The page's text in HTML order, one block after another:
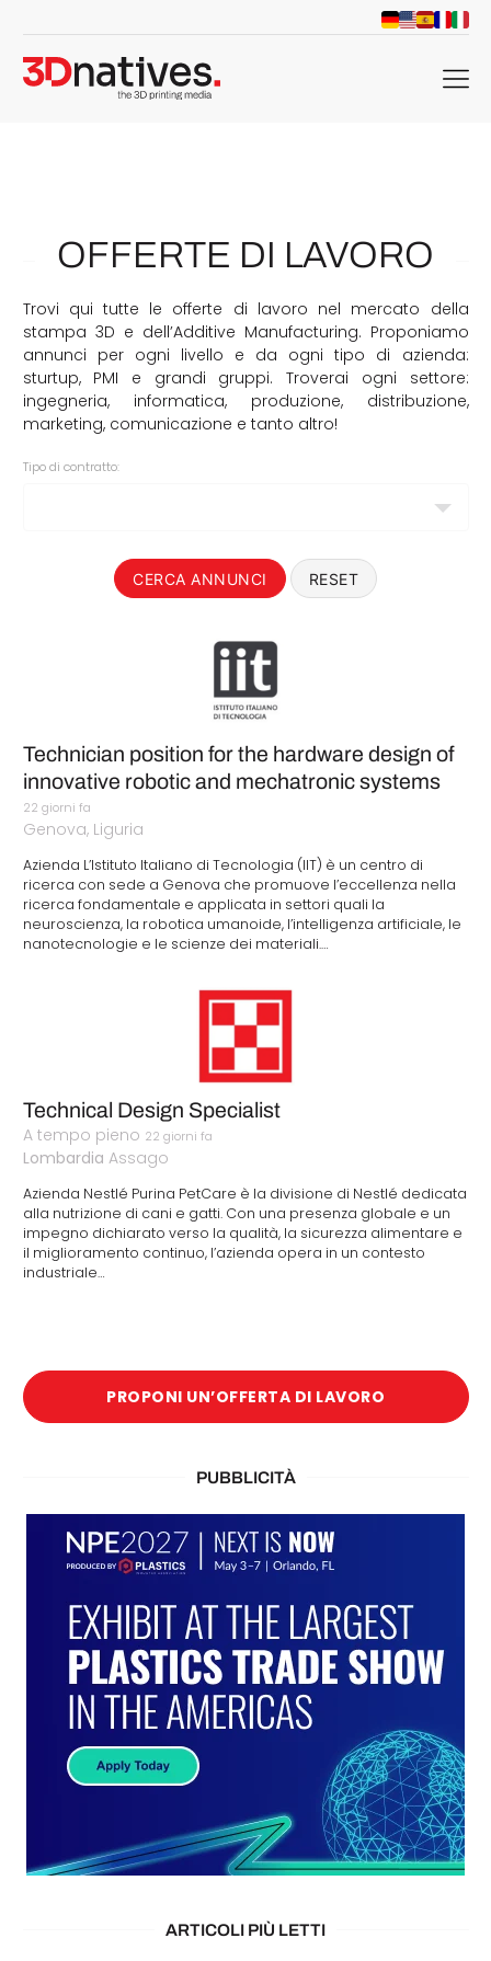
menu
OFFERTE DI LAVORO
Trovi qui tutte le offerte di lavoro nel mercato della
stampa 3D e dell’Additive Manufacturing. Proponiamo
annunci per ogni livello e da ogni tipo di azienda:
sturtup, PMI e grandi gruppi. Troverai ogni settore:
ingegneria, informatica, produzione, distribuzione,
marketing, comunicazione e tanto altro!
Tipo di contratto:
CERCA ANNUNCI RESET
Technician position for the hardware design of
innovative robotic and mechatronic systems
22 giorni fa
Genova, Liguria
Azienda L’Istituto Italiano di Tecnologia (IIT) è un centro di
ricerca con sede a Genova che promuove l’eccellenza nella
ricerca fondamentale e applicata in settori quali la
neuroscienza, la robotica umanoide, l’intelligenza artificiale, le
nanotecnologie e le scienze dei materiali.…
Technical Design Specialist
A tempo pieno 22 giorni fa
Lombardia Assago
Azienda Nestlé Purina PetCare è la divisione di Nestlé dedicata
alla nutrizione di cani e gatti. Con una presenza globale e un
impegno dichiarato verso la qualità, la sicurezza alimentare e
il miglioramento continuo, l’azienda opera in un contesto
industriale…
PROPONI UN’OFFERTA DI LAVORO
PUBBLICITÀ
ARTICOLI PIÙ LETTI